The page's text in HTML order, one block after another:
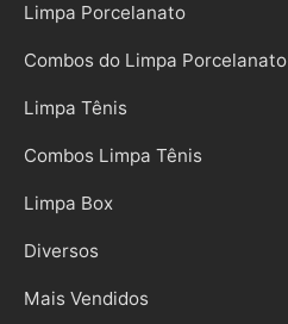
Limpa Porcelanato
Combos do Limpa Porcelanato
Limpa Tênis
Combos Limpa Tênis
Limpa Box
Diversos
Mais Vendidos